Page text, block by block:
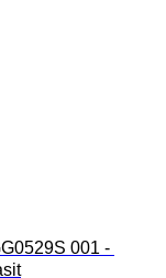
001 -